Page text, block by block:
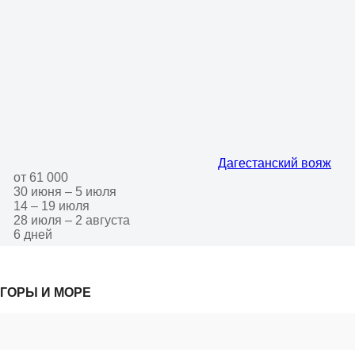
Дагестанский вояж
от 61 000
30 июня – 5 июля
14 – 19 июля
28 июля – 2 августа
6 дней
ГОРЫ И МОРЕ